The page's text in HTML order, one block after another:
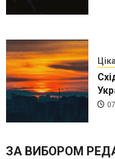
ЗА ВИБОРОМ